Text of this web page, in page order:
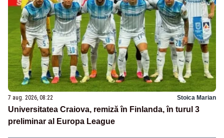
7 aug. 2026, 08:22 Stoica Marian
Universitatea Craiova, remiză în Finlanda, în turul 3
preliminar al Europa League